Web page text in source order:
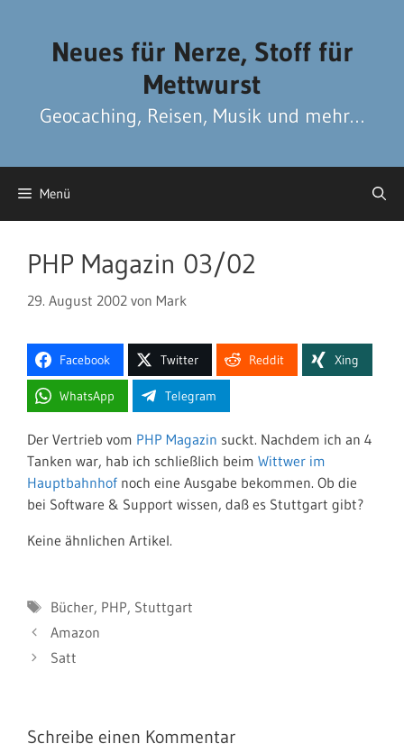
Neues für Nerze, Stoff für
Mettwurst
Geocaching, Reisen, Musik und mehr…
Menü
PHP Magazin 03/02
29. August 2002 von Mark
Facebook Twitter Reddit Xing
WhatsApp Telegram
Der Vertrieb vom PHP Magazin suckt. Nachdem ich an 4
Tanken war, hab ich schließlich beim Wittwer im
Hauptbahnhof noch eine Ausgabe bekommen. Ob die
bei Software & Support wissen, daß es Stuttgart gibt?
Keine ähnlichen Artikel.
Schlagwörter
Bücher, PHP, Stuttgart
Amazon
Satt
Schreibe einen Kommentar